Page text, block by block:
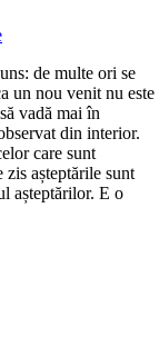
de multe ori se
un nou venit nu este
vadă mai în
din interior.
care sunt
așteptările sunt
așteptărilor. E o